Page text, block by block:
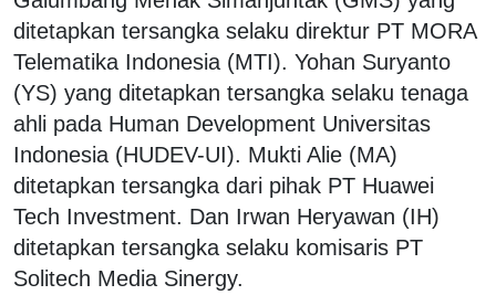
ditetapkan tersangka selaku direktur PT MORA
Telematika Indonesia (MTI). Yohan Suryanto
(YS) yang ditetapkan tersangka selaku tenaga
ahli pada Human Development Universitas
Indonesia (HUDEV-UI). Mukti Alie (MA)
ditetapkan tersangka dari pihak PT Huawei
Tech Investment. Dan Irwan Heryawan (IH)
ditetapkan tersangka selaku komisaris PT
Solitech Media Sinergy.